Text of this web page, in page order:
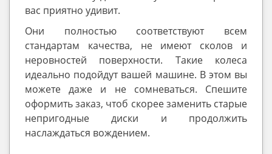
вас приятно удивит.
Они полностью соответствуют всем
стандартам качества, не имеют сколов и
неровностей поверхности. Такие колеса
идеально подойдут вашей машине. В этом вы
можете даже и не сомневаться. Спешите
оформить заказ, чтоб скорее заменить старые
непригодные диски и продолжить
наслаждаться вождением.